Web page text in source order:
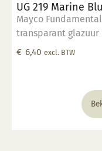
UG 219 Marine
Mayco
transparant
Geschikt voor
€ 6,40 excl. BTW